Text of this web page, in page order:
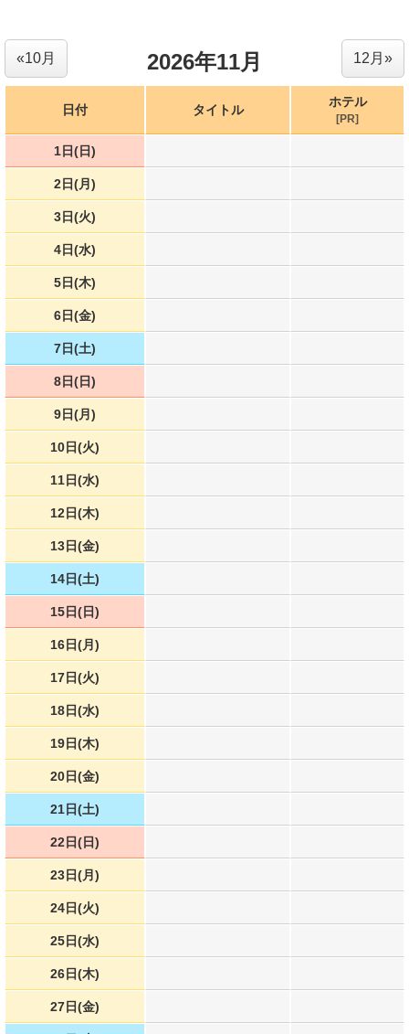
2026年11月 12月»
«10月
日付 タイトル
ホテル
[PR]
1日(日)
2日(月)
3日(火)
4日(水)
5日(木)
6日(金)
7日(土)
8日(日)
9日(月)
10日(火)
11日(水)
12日(木)
13日(金)
14日(土)
15日(日)
16日(月)
17日(火)
18日(水)
19日(木)
20日(金)
21日(土)
22日(日)
23日(月)
24日(火)
25日(水)
26日(木)
27日(金)